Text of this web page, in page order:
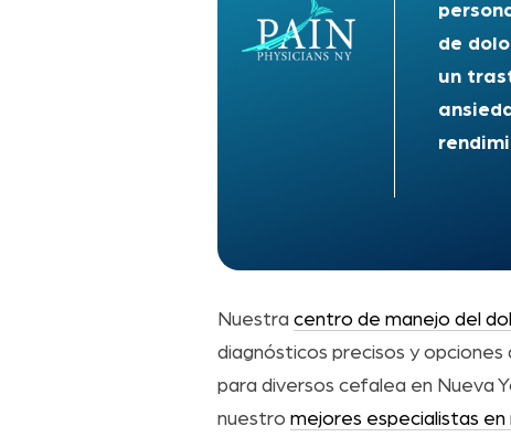
de
un
Nuestra centro de manejo del
diagnósticos precisos y
para diversos cefalea en Nueva
nuestro mejores especialistas en